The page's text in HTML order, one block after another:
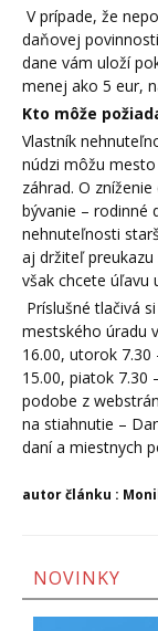
V prípade, že
daňovej
dane vám uloží
menej ako 5 eur,
Kto môže
Vlastník
núdzi môžu
záhrad. O
bývanie – rodinné
nehnuteľnosti
aj držiteľ
však chcete úľavu
Príslušné tlačivá
mestského úradu
16.00, utorok 7.30
15.00, piatok 7.30
podobe z
na stiahnutie –
daní a miestnych
autor článku :
NOVINKY